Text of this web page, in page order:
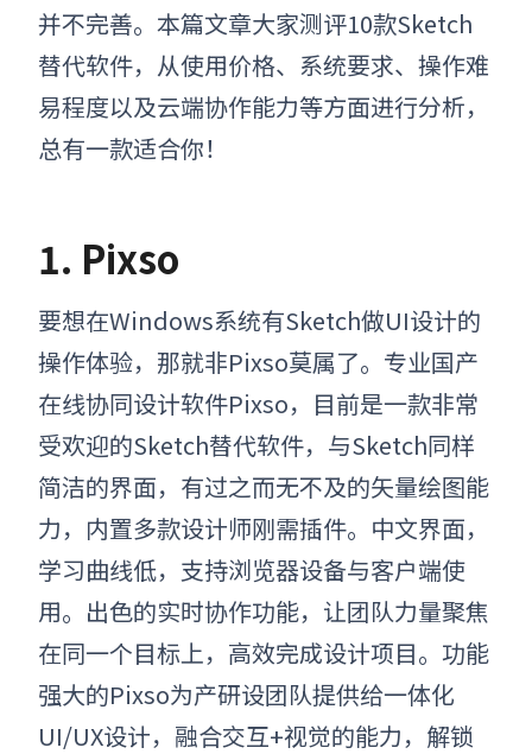
并不完善。 本篇文章大家测评10款Sketch
替代软件，从使用价格、系统要求、操作难
易程度以及云端协作能力等方面进行分析，
总有一款适合你！
1. Pixso
要想在Windows系统有Sketch做UI设计的
操作体验，那就非Pixso莫属了。专业国产
在线协同设计软件Pixso，目前是一款非常
受欢迎的Sketch替代软件，与Sketch同样
简洁的界面，有过之而无不及的矢量绘图能
力，内置多款设计师刚需插件。中文界面，
学习曲线低，支持浏览器设备与客户端使
用。出色的实时协作功能，让团队力量聚焦
在同一个目标上，高效完成设计项目。 功能
强大的Pixso为产研设团队提供给一体化
UI/UX设计，融合交互+视觉的能力，解锁